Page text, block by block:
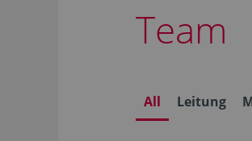
Team
All Leitung